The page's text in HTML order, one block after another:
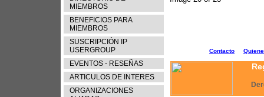
MIEMBROS
BENEFICIOS PARA
MIEMBROS
SUSCRIPCIÓN IP
USERGROUP
EVENTOS - RESEÑAS
ARTICULOS DE INTERES
ORGANIZACIONES
Contacto